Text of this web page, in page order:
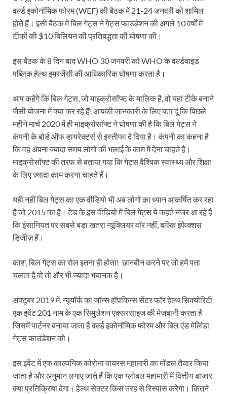
वर्ल्ड इकोनॉमिक फोरम (WEF) की बैठक में 21-24 जनवरी को शामिल
होते हैं। इसी बैठक में बिल गेट्स ने गेट्स फाउंडेशन की अगले 10 वर्षों में
टीकों की $10 बिलियन की प्रतिबद्धता की घोषणा की।
इस बैठक के 8 दिन बाद WHO 30 जनवरी को WHO के वर्ल्डवाइड
पब्लिक हेल्थ इमरजेंसी की आधिकारिक घोषणा करता है।
आप कहेंगे कि बिल गेट्स, जो माइक्रोसॉफ्ट के मालिक है, वो यहां टीके बनाने
जैसी योजना में क्या कर रहे हैं! आपकी जानकारी के लिए बता दूं कि पिछले
महीने मार्च 2020 में ही माइक्रोसॉफ्ट ने घोषणा की है कि बिल गेट्स ने
कंपनी के बोर्ड ऑफ डायरेक्टर्स से इस्तीफा दे दिया है। कंपनी का कहना है
कि वह अपना ज्यादा समय लोगों की भलाई के काम में देना चाहते हैं।
माइक्रोसॉफ्ट की तरफ से बताया गया कि गेट्स वैश्विक स्वास्थ्य और शिक्षा
के लिए ज्यादा काम करना चाहते हैं।
यही नहीं बिल गेट्स का एक वीडियो भी अब लोगो का ध्यान आकर्षित कर रहा
है जो 2015 का है। टेड के इस वीडियो में बिल गेट्स ये कहते नजर आ रहे हैं
कि इंसानियत पर सबसे बड़ा खतरा न्यूक्लियर वॉर नहीं, बल्कि इंफेक्शस
डिजीज़ हैं।
काश, बिल गेट्स का रोल इतना ही होता! छानबीन करने पर जो हमें पता
चलता है वो तो और भी ज्यादा भयानक है।
अक्टूबर 2019 में, न्यूयॉर्क का जॉन्स हॉपकिन्स सेंटर फॉर हेल्थ सिक्योरिटी
एक इवेंट 201 नाम के एक सिमुलेशन एक्सरसाइज की मेजबानी करता है
जिसमें पार्टनर बनाया जाता है वर्ल्ड इकोनॉमिक फोरम और बिल एंड मेलिंडा
गेट्स फाउंडेशन को।
इस इवेंट में एक काल्पनिक कोरोना वायरस महामारी का मॉडल तैयार किया
जाता है और अनुमान लगाए जाते हैं कि एक ग्लोबल महामारी में वित्तीय बाजार
क्या प्रतिक्रिया देगा। हेल्थ सेक्टर किस तरह से रिस्पांस करेगा। कितने